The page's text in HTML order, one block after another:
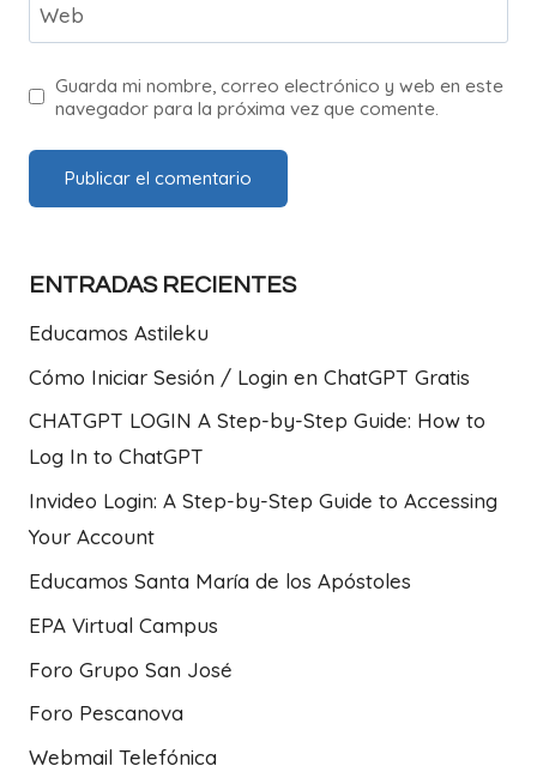
Web
Guarda mi nombre, correo electrónico y web en este
navegador para la próxima vez que comente.
ENTRADAS RECIENTES
Educamos Astileku
Cómo Iniciar Sesión / Login en ChatGPT Gratis
CHATGPT LOGIN A Step-by-Step Guide: How to
Log In to ChatGPT
Invideo Login: A Step-by-Step Guide to Accessing
Your Account
Educamos Santa María de los Apóstoles
EPA Virtual Campus
Foro Grupo San José
Foro Pescanova
Webmail Telefónica